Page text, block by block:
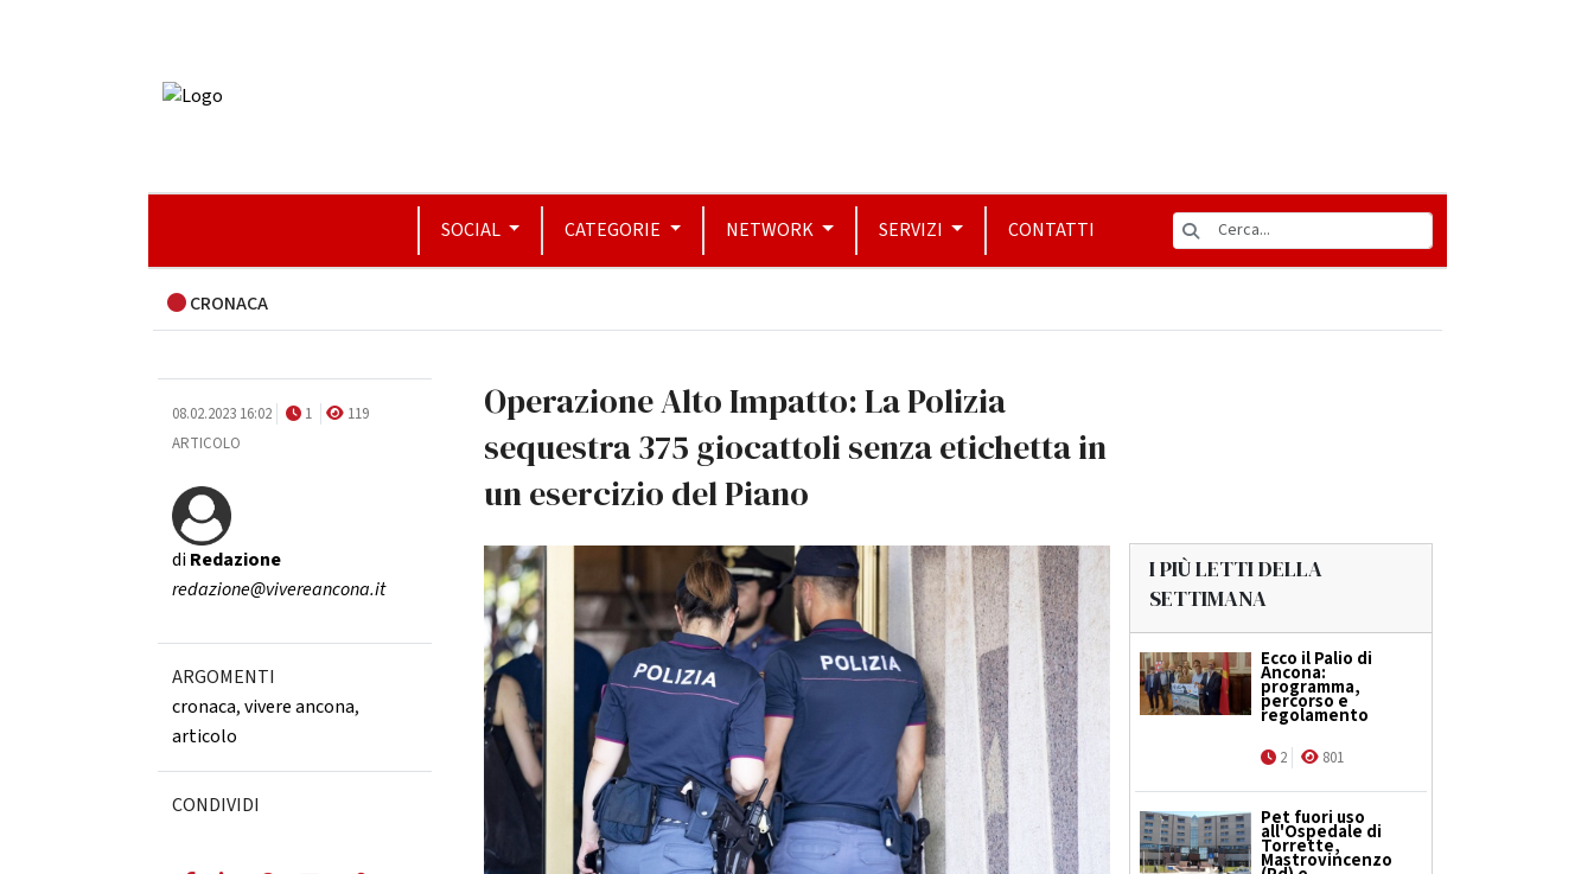
SOCIAL CATEGORIE NETWORK SERVIZI CONTATTI
CRONACA
08.02.2023 16:02 1
119
ARTICOLO
diRedazione
redazione@vivereancona.it
ARGOMENTI
cronaca,vivere ancona,
articolo
CONDIVIDI
Operazione Alto Impatto: La Polizia
sequestra 375 giocattoli senza etichetta in
un esercizio del Piano
I PIÙ LETTI DELLA
SETTIMANA
Ecco il Palio di
Ancona:
programma,
percorso e
regolamento
2 801
Pet fuori uso
all'Ospedale di
Torrette,
Mastrovincenzo